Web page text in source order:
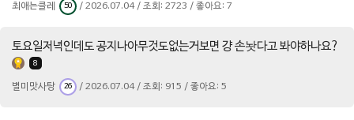
최애는클레 50 / 2026.07.04 / 조회: 2723 / 좋아요: 7
토요일저녁인데도 공지나아무것도없는거보면 걍 손놧다고 봐야하나요?
8
별미맛사탕 26 / 2026.07.04 / 조회: 915 / 좋아요: 5